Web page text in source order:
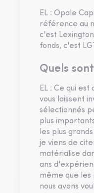
EL : Opale
référence au
c'est
fonds, c'est
Quels
EL : Ce qui
vous laissent
sélectionnés
plus
les plus
je viens de
matérialise
ans
même que
nous avons